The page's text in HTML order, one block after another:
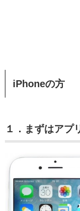
iPhoneの方
１．まずはアプ